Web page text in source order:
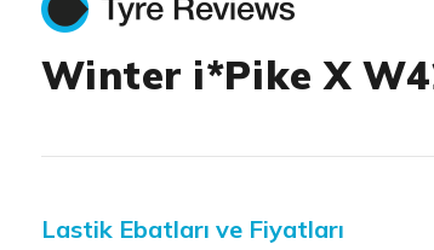
Winter i*Pike X
Lastik Ebatları ve Fiyatları